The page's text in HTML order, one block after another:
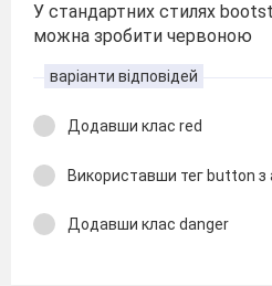
У стандартних стилях
можна зробити червоною
варіанти відповідей
Додавши клас red
Використавши тег button з
Додавши клас danger